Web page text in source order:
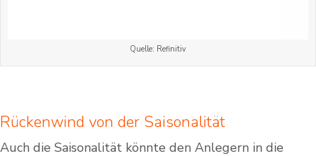
Quelle: Refinitiv
Rückenwind von der Saisonalität
Auch die Saisonalität könnte den Anlegern in die